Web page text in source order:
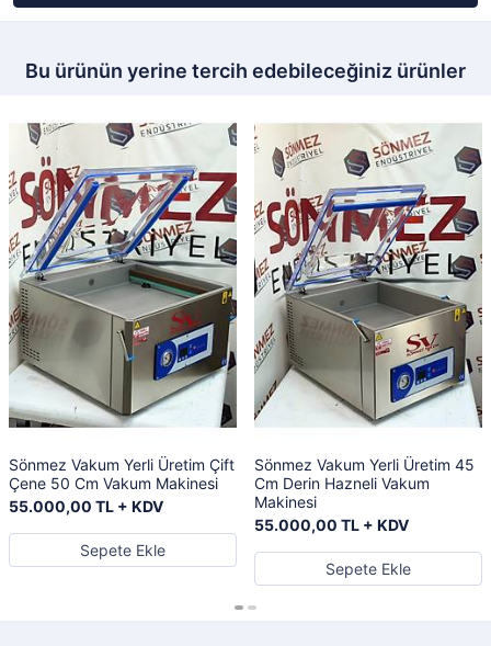
Bu ürünün yerine tercih edebileceğiniz ürünler
Sönmez Vakum Yerli Üretim Çift
Çene 50 Cm Vakum Makinesi
55.000,00 TL + KDV
Sepete Ekle
Sönmez Vakum Yerli Üretim 45
Cm Derin Hazneli Vakum
Makinesi
55.000,00 TL + KDV
Sepete Ekle